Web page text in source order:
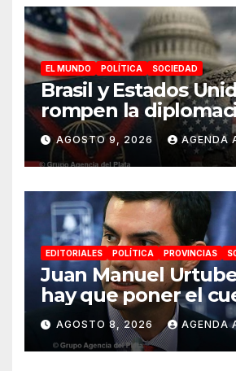
EL MUNDO POLÍTICA SOCIEDAD
Brasil y Estados
rompen la
plena campaña
AGOSTO 9, 2026 AGENDA
EDITORIALES POLÍTICA PROVINCIAS
Juan Manuel
hay que poner el
alma. La Argentina
ir a la construcción
proyecto nacional»
AGOSTO 8, 2026 AGENDA